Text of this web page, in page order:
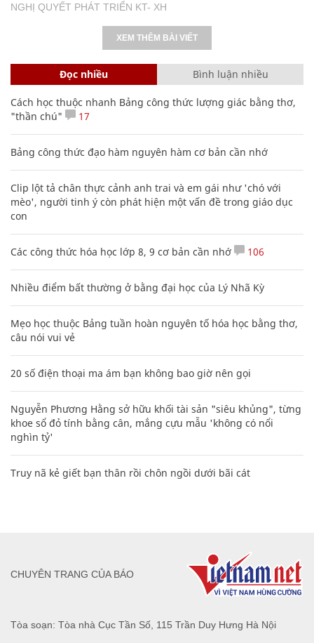
NGHỊ QUYẾT PHÁT TRIỂN KT- XH
XEM THÊM BÀI VIẾT
Đọc nhiều Bình luận nhiều
Cách học thuộc nhanh Bảng công thức lượng giác bằng thơ,
"thần chú"
17
Bảng công thức đạo hàm nguyên hàm cơ bản cần nhớ
Clip lột tả chân thực cảnh anh trai và em gái như 'chó với
mèo', người tinh ý còn phát hiện một vấn đề trong giáo dục
con
Các công thức hóa học lớp 8, 9 cơ bản cần nhớ 106
Nhiều điểm bất thường ở bằng đại học của Lý Nhã Kỳ
Mẹo học thuộc Bảng tuần hoàn nguyên tố hóa học bằng thơ,
câu nói vui vẻ
20 số điện thoại ma ám bạn không bao giờ nên gọi
Nguyễn Phương Hằng sở hữu khối tài sản "siêu khủng", từng
khoe sổ đỏ tính bằng cân, mắng cựu mẫu 'không có nổi
nghìn tỷ'
Truy nã kẻ giết bạn thân rồi chôn ngồi dưới bãi cát
Tòa soạn: Tòa nhà Cục Tần Số, 115 Trần Duy Hưng Hà Nội
CHUYÊN TRANG CỦA BÁO